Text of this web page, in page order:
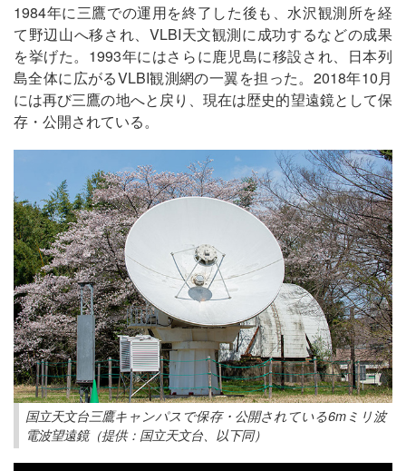
1984年に三鷹での運用を終了した後も、水沢観測所を経
て野辺山へ移され、VLBI天文観測に成功するなどの成果
を挙げた。1993年にはさらに鹿児島に移設され、日本列
島全体に広がるVLBI観測網の一翼を担った。2018年10月
には再び三鷹の地へと戻り、現在は歴史的望遠鏡として保
存・公開されている。
国立天文台三鷹キャンパスで保存・公開されている6mミリ波
電波望遠鏡（提供：国立天文台、以下同）